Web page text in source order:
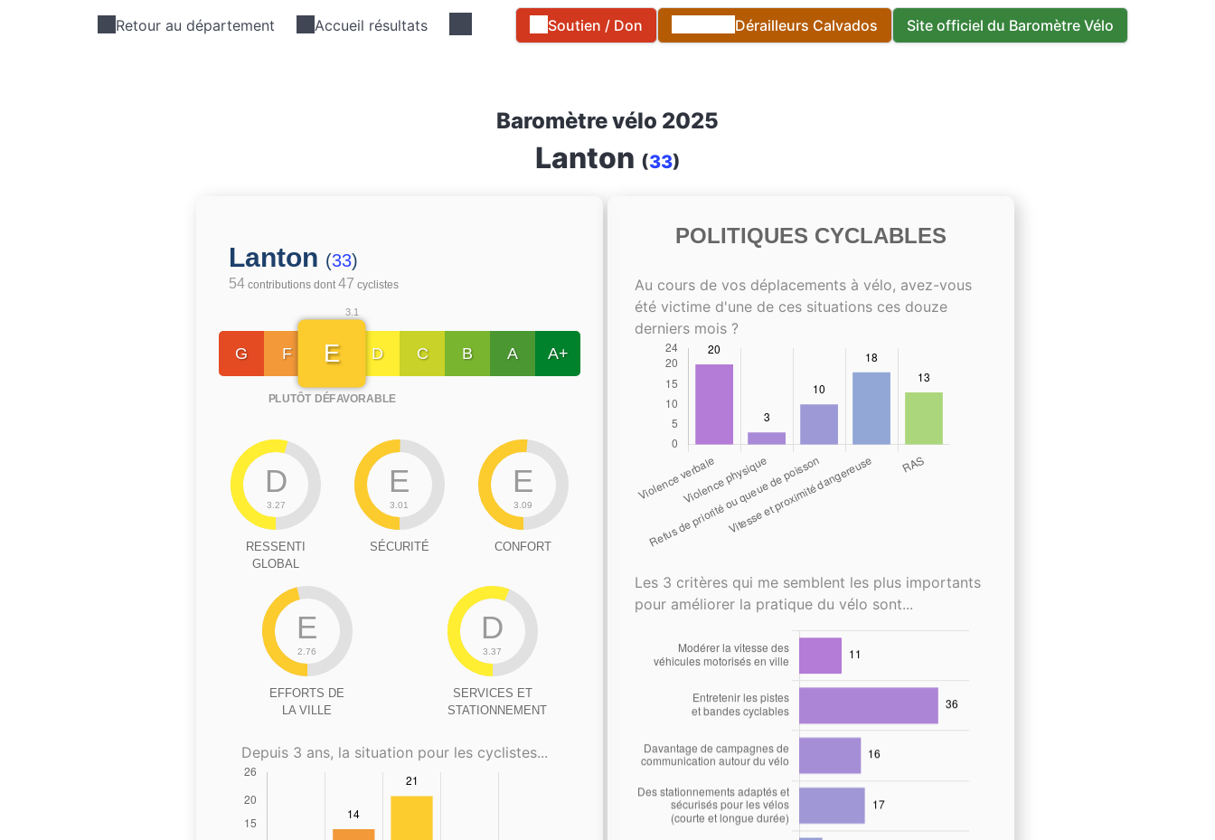
Retour au département Accueil résultats Soutien / Don Dérailleurs Calvados Site officiel du Baromètre Vélo
Baromètre vélo 2025
Lanton (33)
Lanton (33)
54 contributions dont47 cyclistes
G F
3.1
E
PLUTÔT DÉFAVORABLE
D C B A A+
D
3.27
RESSENTI
GLOBAL
E
3.01
SÉCURITÉ
E
3.09
CONFORT
E
2.76
EFFORTS DE
LA VILLE
D
3.37
SERVICES ET
STATIONNEMENT
Depuis 3 ans, la situation pour les cyclistes...
POLITIQUES CYCLABLES
Au cours de vos déplacements à vélo, avez-vous
été victime d'une de ces situations ces douze
derniers mois ?
Les 3 critères qui me semblent les plus importants
pour améliorer la pratique du vélo sont...